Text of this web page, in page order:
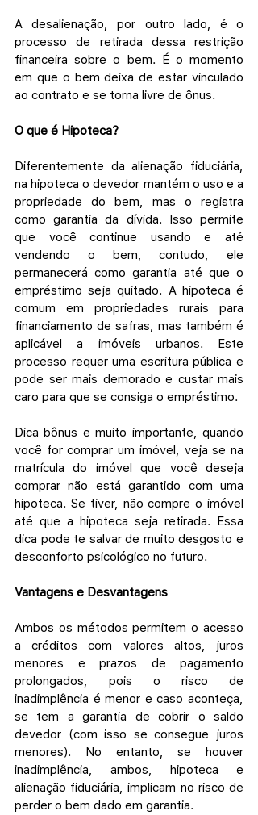
A desalienação, por outro lado, é o
processo de retirada dessa restrição
financeira sobre o bem. É o momento
em que o bem deixa de estar vinculado
ao contrato e se torna livre de ônus.
O que é Hipoteca?
Diferentemente da alienação fiduciária,
na hipoteca o devedor mantém o uso e a
propriedade do bem, mas o registra
como garantia da dívida. Isso permite
que você continue usando e até
vendendo o bem, contudo, ele
permanecerá como garantia até que o
empréstimo seja quitado. A hipoteca é
comum em propriedades rurais para
financiamento de safras, mas também é
aplicável a imóveis urbanos. Este
processo requer uma escritura pública e
pode ser mais demorado e custar mais
caro para que se consiga o empréstimo.
Dica bônus e muito importante, quando
você for comprar um imóvel, veja se na
matrícula do imóvel que você deseja
comprar não está garantido com uma
hipoteca. Se tiver, não compre o imóvel
até que a hipoteca seja retirada. Essa
dica pode te salvar de muito desgosto e
desconforto psicológico no futuro.
Vantagens e Desvantagens
Ambos os métodos permitem o acesso
a créditos com valores altos, juros
menores e prazos de pagamento
prolongados, pois o risco de
inadimplência é menor e caso aconteça,
se tem a garantia de cobrir o saldo
devedor (com isso se consegue juros
menores). No entanto, se houver
inadimplência, ambos, hipoteca e
alienação fiduciária, implicam no risco de
perder o bem dado em garantia.